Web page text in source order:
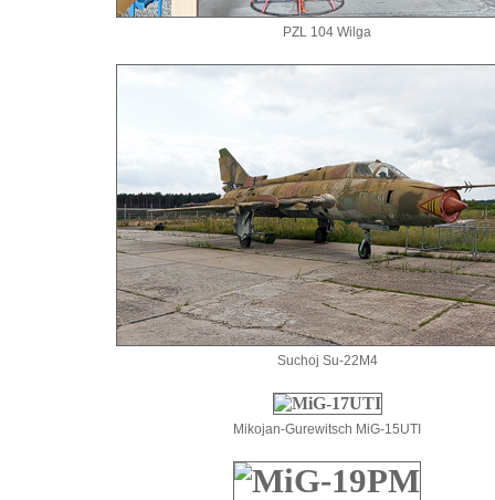
PZL 104 Wilga
Suchoj Su-22M4
Mikojan-Gurewitsch MiG-15UTI